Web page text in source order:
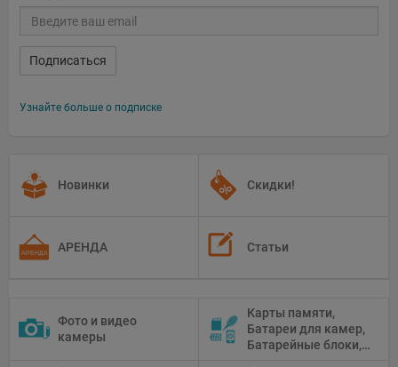
Подписаться
Узнайте больше о подписке
Новинки Скидки!
АРЕНДА Статьи
Фото и видео
камеры
Карты памяти,
Батареи для камер,
Батарейные блоки,